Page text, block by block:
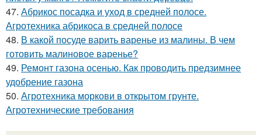
47. Абрикос посадка и уход в средней полосе.
Агротехника абрикоса в средней полосе
48. В какой посуде варить варенье из малины. В чем
готовить малиновое варенье?
49. Ремонт газона осенью. Как проводить предзимнее
удобрение газона
50. Агротехника моркови в открытом грунте.
Агротехнические требования